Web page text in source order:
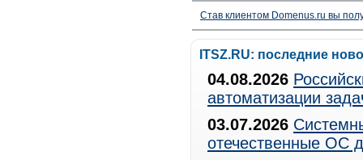
Став клиентом Domenus.ru вы
ITSZ.RU: последние
04.08.2026
автоматизации
03.07.2026
отечественные ОС